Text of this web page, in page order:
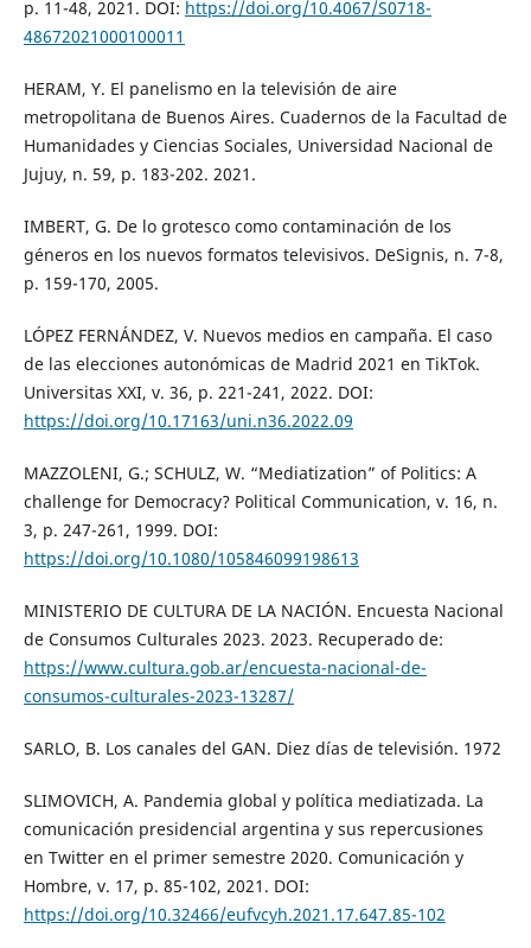
p. 11-48, 2021. DOI: https://doi.org/10.4067/S0718-
48672021000100011
HERAM, Y. El panelismo en la televisión de aire
metropolitana de Buenos Aires. Cuadernos de la Facultad de
Humanidades y Ciencias Sociales, Universidad Nacional de
Jujuy, n. 59, p. 183-202. 2021.
IMBERT, G. De lo grotesco como contaminación de los
géneros en los nuevos formatos televisivos. DeSignis, n. 7-8,
p. 159-170, 2005.
LÓPEZ FERNÁNDEZ, V. Nuevos medios en campaña. El caso
de las elecciones autonómicas de Madrid 2021 en TikTok.
Universitas XXI, v. 36, p. 221-241, 2022. DOI:
https://doi.org/10.17163/uni.n36.2022.09
MAZZOLENI, G.; SCHULZ, W. “Mediatization” of Politics: A
challenge for Democracy? Political Communication, v. 16, n.
3, p. 247-261, 1999. DOI:
https://doi.org/10.1080/105846099198613
MINISTERIO DE CULTURA DE LA NACIÓN. Encuesta Nacional
de Consumos Culturales 2023. 2023. Recuperado de:
https://www.cultura.gob.ar/encuesta-nacional-de-
consumos-culturales-2023-13287/
SARLO, B. Los canales del GAN. Diez días de televisión. 1972
SLIMOVICH, A. Pandemia global y política mediatizada. La
comunicación presidencial argentina y sus repercusiones
en Twitter en el primer semestre 2020. Comunicación y
Hombre, v. 17, p. 85-102, 2021. DOI:
https://doi.org/10.32466/eufvcyh.2021.17.647.85-102